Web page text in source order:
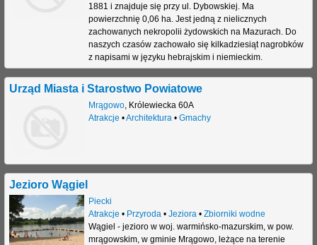
1881 i znajduje się przy ul. Dybowskiej. Ma
powierzchnię 0,06 ha. Jest jedną z nielicznych
zachowanych nekropolii żydowskich na Mazurach. Do
naszych czasów zachowało się kilkadziesiąt nagrobków
z napisami w języku hebrajskim i niemieckim.
Urząd Miasta i Starostwo Powiatowe
Mrągowo, Królewiecka 60A
Atrakcje •Architektura • Gmachy
Jezioro Wągiel
Piecki
Atrakcje • Przyroda • Jeziora • Zbiorniki wodne
Wągiel - jezioro w woj. warmińsko-mazurskim, w pow.
mrągowskim, w gminie Mrągowo, leżące na terenie